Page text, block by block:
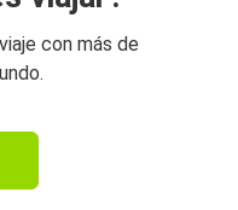
con más de